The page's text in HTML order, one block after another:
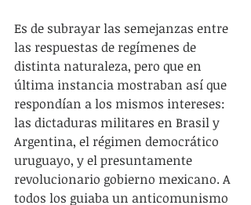
Es de subrayar las semejanzas entre
las respuestas de regímenes de
distinta naturaleza, pero que en
última instancia mostraban así que
respondían a los mismos intereses:
las dictaduras militares en Brasil y
Argentina, el régimen democrático
uruguayo, y el presuntamente
revolucionario gobierno mexicano. A
todos los guiaba un anticomunismo